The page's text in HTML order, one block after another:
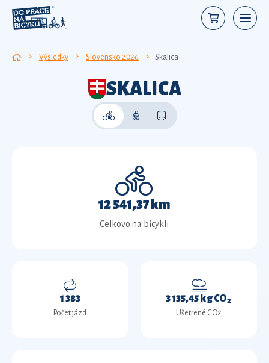
Výsledky Slovensko 2026 Skalica
SKALICA
12 541,37 km
Celkovo na bicykli
1 383
Počet jázd
3 135,45 kg CO2
Ušetrené CO2